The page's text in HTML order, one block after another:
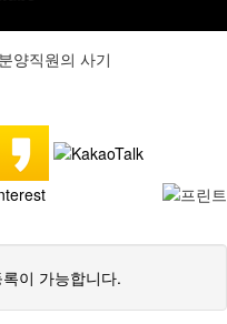
양직원의 사기
이 가능합니다.